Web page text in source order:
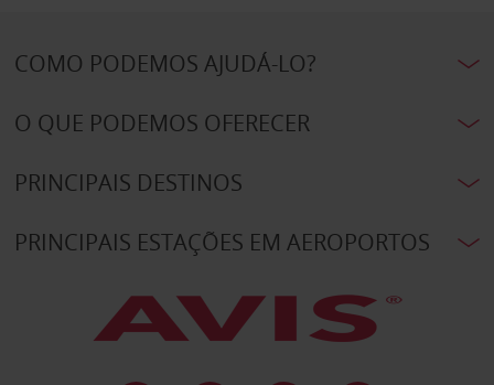
COMO PODEMOS AJUDÁ-LO?
O QUE PODEMOS OFERECER
PRINCIPAIS DESTINOS
PRINCIPAIS ESTAÇÕES EM AEROPORTOS